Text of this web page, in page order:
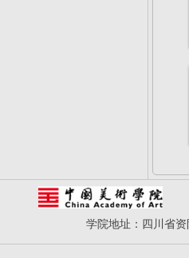
学院地址：四川省